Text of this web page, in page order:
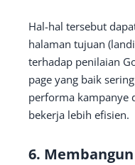
Hal-hal tersebut
halaman tujuan
terhadap penilaian
page yang baik
performa kampanye
bekerja lebih efisien.
6.